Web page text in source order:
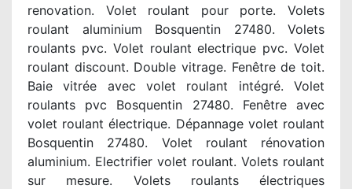
renovation. Volet roulant pour porte. Volets
roulant aluminium Bosquentin 27480. Volets
roulants pvc. Volet roulant electrique pvc. Volet
roulant discount. Double vitrage. Fenêtre de toit.
Baie vitrée avec volet roulant intégré. Volet
roulants pvc Bosquentin 27480. Fenêtre avec
volet roulant électrique. Dépannage volet roulant
Bosquentin 27480. Volet roulant rénovation
aluminium. Electrifier volet roulant. Volets roulant
sur mesure. Volets roulants électriques